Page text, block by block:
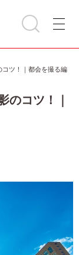
ツ！｜都会を撮る編
のコツ！｜